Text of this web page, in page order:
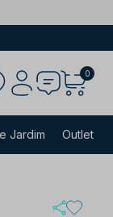
0
Jardim Outlet